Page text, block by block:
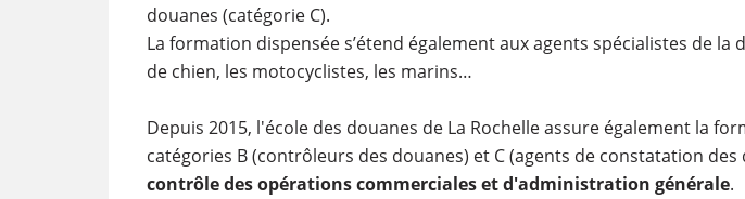
douanes (catégorie C).
La formation dispensée s’étend également aux agents spécialistes de la
de chien, les motocyclistes, les marins…
Depuis 2015, l'école des douanes de La Rochelle assure également la
catégories B (contrôleurs des douanes) et C (agents de constatation des
contrôle des opérations commerciales et d'administration générale.